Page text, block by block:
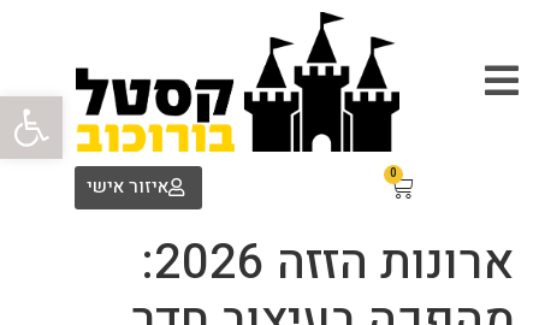
פתח
0
איזור אישי
ארונות הזזה 2026: